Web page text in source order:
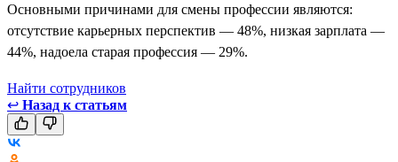
Основными причинами для смены профессии являются:
отсутствие карьерных перспектив — 48%, низкая зарплата —
44%, надоела старая профессия — 29%.
Найти сотрудников
↩ Назад к статьям